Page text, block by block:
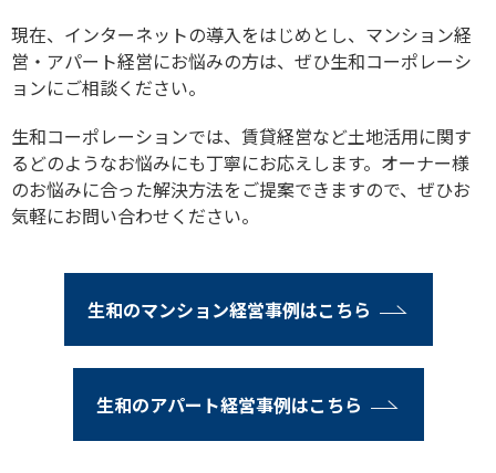
現在、インターネットの導入をはじめとし、マンション経
営・アパート経営にお悩みの方は、ぜひ生和コーポレーシ
ョンにご相談ください。
生和コーポレーションでは、賃貸経営など土地活用に関す
るどのようなお悩みにも丁寧にお応えします。オーナー様
のお悩みに合った解決方法をご提案できますので、ぜひお
気軽にお問い合わせください。
生和のマンション経営事例はこちら
生和のアパート経営事例はこちら